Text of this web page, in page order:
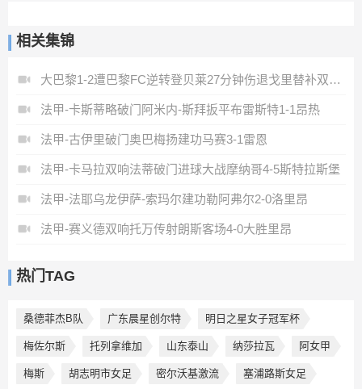
相关集锦
大巴黎1-2遭巴黎FC逆转登贝莱27分钟伤退戈里替补双响+读秒绝杀
法甲-卡斯蒂略破门阿米内-斯拜扳平布雷斯特1-1昂热
法甲-古伊里破门奥巴梅扬建功马赛3-1雷恩
法甲-卡马拉双响法蒂破门进球大战摩纳哥4-5斯特拉斯堡
法甲-法耶乌龙伊萨-索玛尔建功勒阿弗尔2-0洛里昂
法甲-赛义德双响托万传射朗斯客场4-0大胜里昂
热门TAG
桑德菲杰B队 广东晨星创尔特 明日之星女子冠军杯
梅佐尔斯 托列拿维加 山东泰山 纳莎拉瓦 阿女甲
梅斯 胡志明市女足 密尔沃基激流 塞浦路斯女足